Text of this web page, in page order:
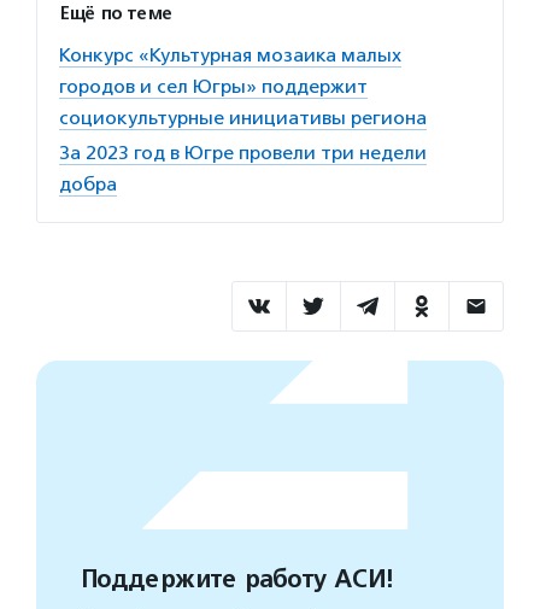
Ещё по теме
Конкурс «Культурная мозаика малых
городов и сел Югры» поддержит
социокультурные инициативы региона
За 2023 год в Югре провели три недели
добра
Поддержите работу АСИ!